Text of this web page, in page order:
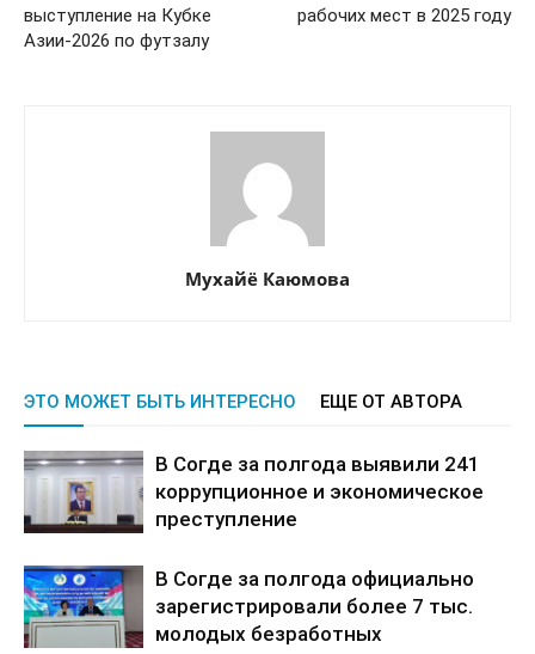
выступление на Кубке
Азии-2026 по футзалу
рабочих мест в 2025 году
Мухайё Каюмова
ЭТО МОЖЕТ БЫТЬ ИНТЕРЕСНО ЕЩЕ ОТ АВТОРА
В Согде за полгода выявили 241
коррупционное и экономическое
преступление
В Согде за полгода официально
зарегистрировали более 7 тыс.
молодых безработных